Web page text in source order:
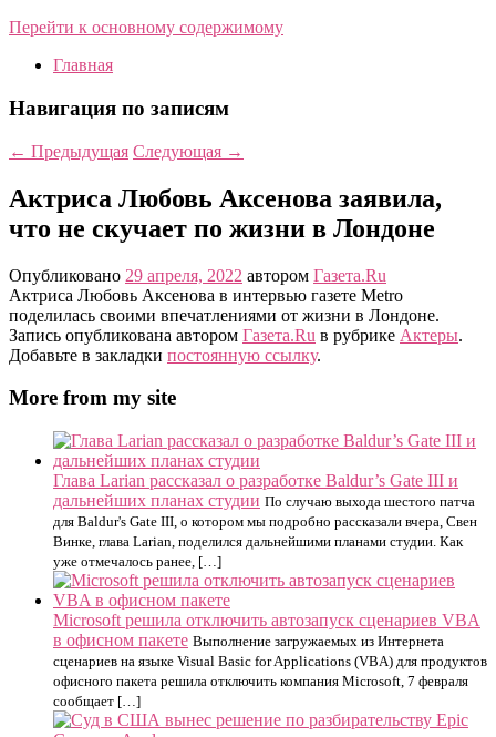
Перейти к основному содержимому
Главная
Навигация по записям
← Предыдущая Следующая →
Актриса Любовь Аксенова заявила,
что не скучает по жизни в Лондоне
Опубликовано 29 апреля, 2022 автором Газета.Ru
Актриса Любовь Аксенова в интервью газете Metro
поделилась своими впечатлениями от жизни в Лондоне.
Запись опубликована автором Газета.Ru в рубрике Актеры.
Добавьте в закладки постоянную ссылку.
More from my site
Глава Larian рассказал о разработке Baldur’s Gate III и
дальнейших планах студии По случаю выхода шестого патча
для Baldur's Gate III, о котором мы подробно рассказали вчера, Свен
Винке, глава Larian, поделился дальнейшими планами студии. Как
уже отмечалось ранее, […]
Microsoft решила отключить автозапуск сценариев VBA
в офисном пакете Выполнение загружаемых из Интернета
сценариев на языке Visual Basic for Applications (VBA) для продуктов
офисного пакета решила отключить компания Microsoft, 7 февраля
сообщает […]